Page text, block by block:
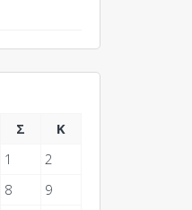
Σ
Κ
1
2
8
9